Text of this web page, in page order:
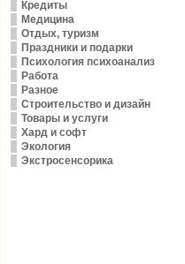
Кредиты
Медицина
Отдых, туризм
Праздники и подарки
Психология психоанализ
Работа
Разное
Строительство и дизайн
Товары и услуги
Хард и софт
Экология
Экстросенсорика